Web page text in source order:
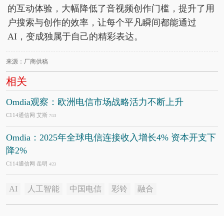
的互动体验，大幅降低了音视频创作门槛，提升了用
户搜索与创作的效率，让每个平凡瞬间都能通过
AI，变成独属于自己的精彩表达。
来源：厂商供稿
相关
Omdia观察：欧洲电信市场战略活力不断上升
C114通信网 艾斯 7/13
Omdia：2025年全球电信连接收入增长4% 资本开支下
降2%
C114通信网 岳明 4/23
AI 人工智能 中国电信 彩铃 融合